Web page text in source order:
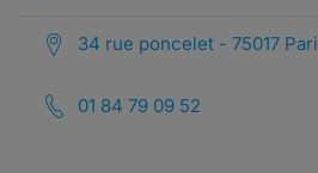
34 rue poncelet - 75017
01 84 79 09 52